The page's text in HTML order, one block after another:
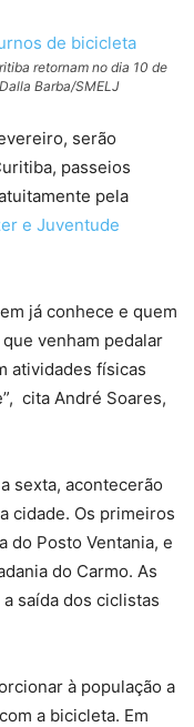
retornam no dia 10 de
Barba/SMELJ
serão
passeios
pela
e Juventude
já conhece e quem
venham pedalar
atividades físicas
cita André Soares,
sexta, acontecerão
cidade. Os primeiros
do Posto Ventania, e
do Carmo. As
saída dos ciclistas
à população a
a bicicleta. Em